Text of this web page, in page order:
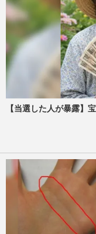
岡
子
ゃ
週刊
岡
「
小窪
【当選した人が暴露】